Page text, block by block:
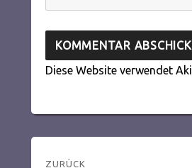
Diese Website verwendet
ZURÜCK